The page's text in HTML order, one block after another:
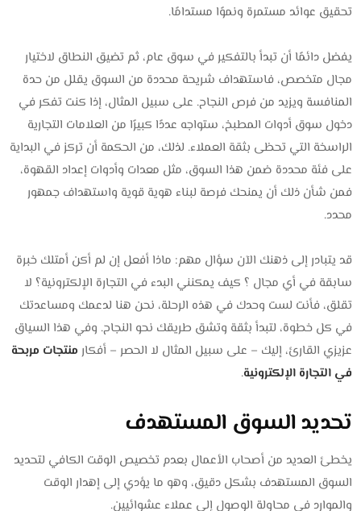
تحقيق عوائد مستمرة ونموًا مستدامًا.
يفضل دائمًا أن تبدأ بالتفكير في سوق عام، ثم تضيق النطاق لاختيار
مجال متخصص، فاستهداف شريحة محددة من السوق يقلل من حدة
المنافسة ويزيد من فرص النجاح. على سبيل المثال، إذا كنت تفكر في
دخول سوق أدوات المطبخ، ستواجه عددًا كبيرًا من العلامات التجارية
الراسخة التي تحظى بثقة العملاء. لذلك، من الحكمة أن تركز في البداية
على فئة محددة ضمن هذا السوق، مثل معدات وأدوات إعداد القهوة،
فمن شأن ذلك أن يمنحك فرصة لبناء هوية قوية واستهداف جمهور
محدد.
قد يتبادر إلى ذهنك الآن سؤال مهم: ماذا أفعل إن لم أكن أمتلك خبرة
سابقة في أي مجال ؟ كيف يمكنني البدء في التجارة الإلكترونية؟ لا
تقلق، فأنت لست وحدك في هذه الرحلة، نحن هنا لدعمك ومساعدتك
في كل خطوة، لتبدأ بثقة وتشق طريقك نحو النجاح. وفي هذا السياق
عزيزي القارئ، إليك – على سبيل المثال لا الحصر – أفكار منتجات مربحة
في التجارة الإلكترونية.
تحديد السوق المستهدف
يخطئ العديد من أصحاب الأعمال بعدم تخصيص الوقت الكافي لتحديد
السوق المستهدف بشكل دقيق، وهو ما يؤدي إلى إهدار الوقت
والموارد في محاولة الوصول إلى عملاء عشوائيين.